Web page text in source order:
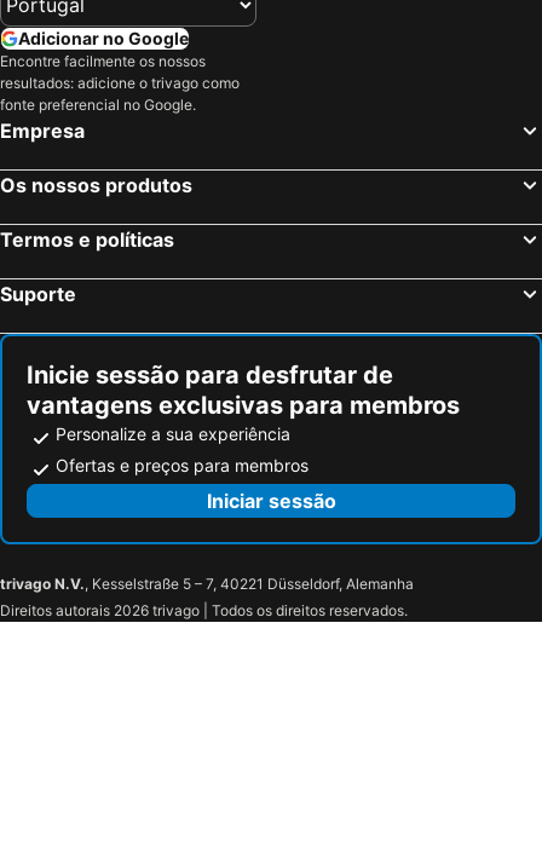
Adicionar no Google
Encontre facilmente os nossos
resultados: adicione o trivago como
fonte preferencial no Google.
Empresa
Os nossos produtos
Termos e políticas
Suporte
Inicie sessão para desfrutar de
vantagens exclusivas para membros
Personalize a sua experiência
Ofertas e preços para membros
Iniciar sessão
trivago N.V., Kesselstraße 5 – 7, 40221 Düsseldorf, Alemanha
Direitos autorais 2026 trivago | Todos os direitos reservados.